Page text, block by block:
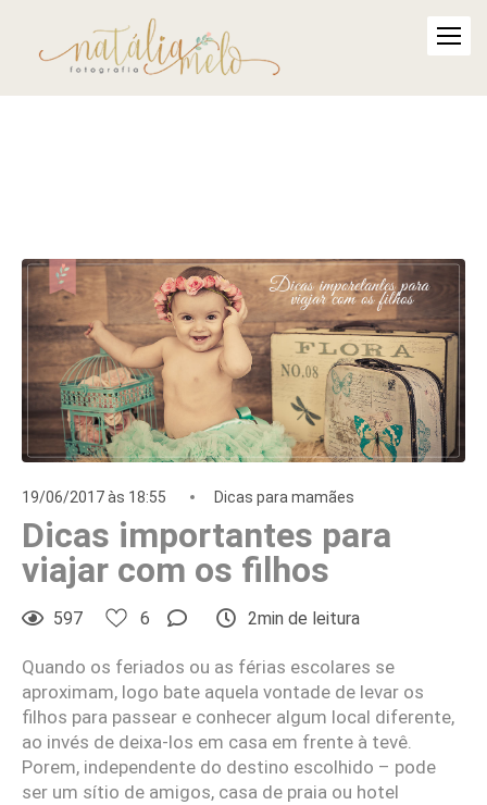
19/06/2017 às 18:55 Dicas para mamães
Dicas importantes para
viajar com os filhos
597 6 2min de leitura
Quando os feriados ou as férias escolares se
aproximam, logo bate aquela vontade de levar os
filhos para passear e conhecer algum local diferente,
ao invés de deixa-los em casa em frente à tevê.
Porem, independente do destino escolhido – pode
ser um sítio de amigos, casa de praia ou hotel